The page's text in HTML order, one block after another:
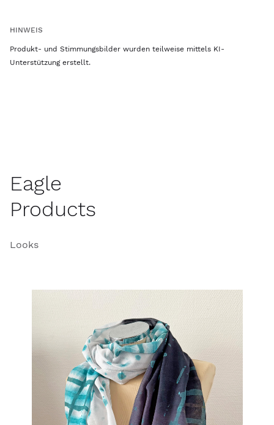
HINWEIS
Produkt- und Stimmungsbilder wurden teilweise mittels KI-
Unterstützung erstellt.
Eagle
Products
Looks